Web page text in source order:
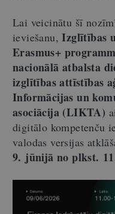
Lai veicinātu šī
ieviešanu,Izglītības
Erasmus+
nacionālā atbalsta
izglītības attīstības
Informācijas un
asociācija (LIKTA)
digitālo kompetenču
valodas versijas
9. jūnijā no plkst.